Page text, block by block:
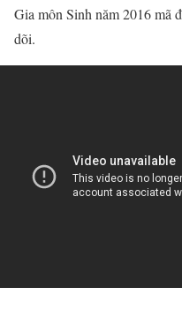
Gia môn Sinh năm 2016 mã
dõi.